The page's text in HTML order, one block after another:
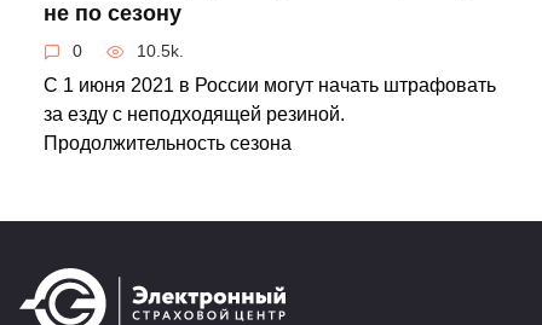
не по сезону
0 10.5k.
С 1 июня 2021 в России могут начать штрафовать
за езду с неподходящей резиной.
Продолжительность сезона